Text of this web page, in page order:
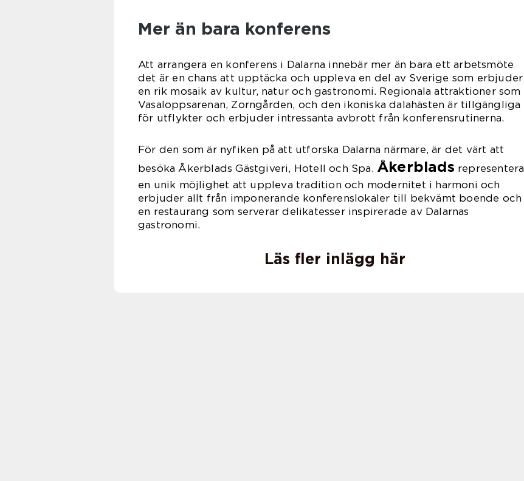
Mer än bara konferens
Att arrangera en konferens i Dalarna innebär mer än bara ett arbetsmöte
det är en chans att upptäcka och uppleva en del av Sverige som erbjuder
en rik mosaik av kultur, natur och gastronomi. Regionala attraktioner som
Vasaloppsarenan, Zorngården, och den ikoniska dalahästen är tillgängliga
för utflykter och erbjuder intressanta avbrott från konferensrutinerna.
För den som är nyfiken på att utforska Dalarna närmare, är det värt att
besöka Åkerblads Gästgiveri, Hotell och Spa. Åkerblads
en unik möjlighet att uppleva tradition och modernitet i harmoni och
erbjuder allt från imponerande konferenslokaler till bekvämt boende och
en restaurang som serverar delikatesser inspirerade av Dalarnas
gastronomi.
Läs fler inlägg här